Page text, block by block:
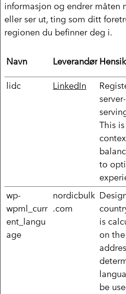
informasjon og endrer måten
eller ser ut, ting som ditt
regionen du befinner deg i.
Navn Leverandør
lidc
LinkedIn
This
to
wp-
wpml_curr
ent_langu
age
nordicbulk
.com
is
on
be